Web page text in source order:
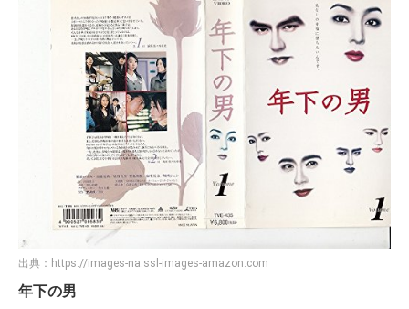
出典： https://images-na.ssl-images-amazon.com
年下の男